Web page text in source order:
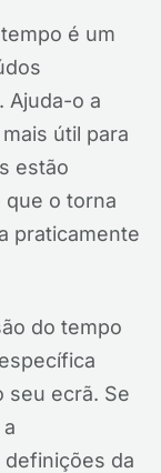
é um
. Ajuda-o a
útil para
estão
que o torna
praticamente
do tempo
seu ecrã. Se
definições da